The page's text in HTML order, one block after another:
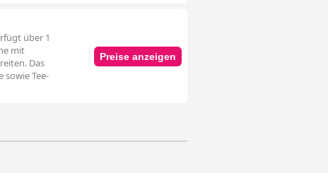
über 1
mit
Das
sowie Tee-
Preise anzeigen